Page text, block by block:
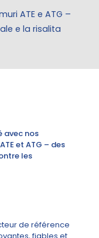
ATE e ATG –
e la risalita
avec nos
et ATG – des
les
de référence